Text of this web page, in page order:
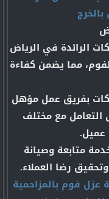
الرائدة في الرياض
مما يضمن كفاءة
بفريق عمل مؤهل
مع مختلف
عميل.
متابعة وصيانة
رضا العملاء.
عزل فوم بالمزاحمية